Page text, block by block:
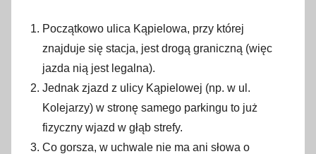
Początkowo ulica Kąpielowa, przy której
znajduje się stacja, jest drogą graniczną (więc
jazda nią jest legalna).
Jednak zjazd z ulicy Kąpielowej (np. w ul.
Kolejarzy) w stronę samego parkingu to już
fizyczny wjazd w głąb strefy.
Co gorsza, w uchwale nie ma ani słowa o